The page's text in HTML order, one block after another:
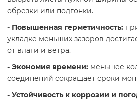
обрезки или подгонки.
- Повышенная герметичность:
укладке меньших зазоров
от влаги и ветра.
- Экономия времени: меньшее
соединений сокращает сроки
- Устойчивость к коррозии и